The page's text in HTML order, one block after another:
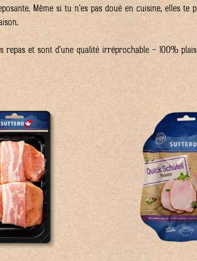
Même si tu n’es pas doué en cuisine, elles te
et sont d’une qualité irréprochable – 100%